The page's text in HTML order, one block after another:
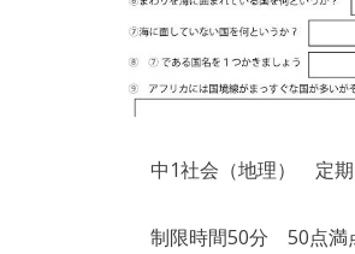
中1社会（地理） 定期
制限時間50分 50点満